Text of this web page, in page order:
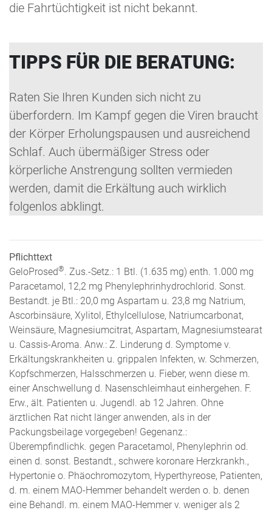
die Fahrtüchtigkeit ist nicht bekannt.
TIPPS FÜR DIE BERATUNG:
Raten Sie Ihren Kunden sich nicht zu
überfordern. Im Kampf gegen die Viren braucht
der Körper Erholungspausen und ausreichend
Schlaf. Auch übermäßiger Stress oder
körperliche Anstrengung sollten vermieden
werden, damit die Erkältung auch wirklich
folgenlos abklingt.
Pflichttext
GeloProsed®. Zus.-Setz.: 1 Btl. (1.635 mg) enth. 1.000 mg
Paracetamol, 12,2 mg Phenylephrinhydrochlorid. Sonst.
Bestandt. je Btl.: 20,0 mg Aspartam u. 23,8 mg Natrium,
Ascorbinsäure, Xylitol, Ethylcellulose, Natriumcarbonat,
Weinsäure, Magnesiumcitrat, Aspartam, Magnesiumstearat
u. Cassis-Aroma. Anw.: Z. Linderung d. Symptome v.
Erkältungskrankheiten u. grippalen Infekten, w. Schmerzen,
Kopfschmerzen, Halsschmerzen u. Fieber, wenn diese m.
einer Anschwellung d. Nasenschleimhaut einhergehen. F.
Erw., ält. Patienten u. Jugendl. ab 12 Jahren. Ohne
ärztlichen Rat nicht länger anwenden, als in der
Packungsbeilage vorgegeben! Gegenanz.:
Überempfindlichk. gegen Paracetamol, Phenylephrin od.
einen d. sonst. Bestandt., schwere koronare Herzkrankh.,
Hypertonie o. Phäochromozytom, Hyperthyreose, Patienten,
d. m. einem MAO-Hemmer behandelt werden o. b. denen
eine Behandl. m. einem MAO-Hemmer v. weniger als 2